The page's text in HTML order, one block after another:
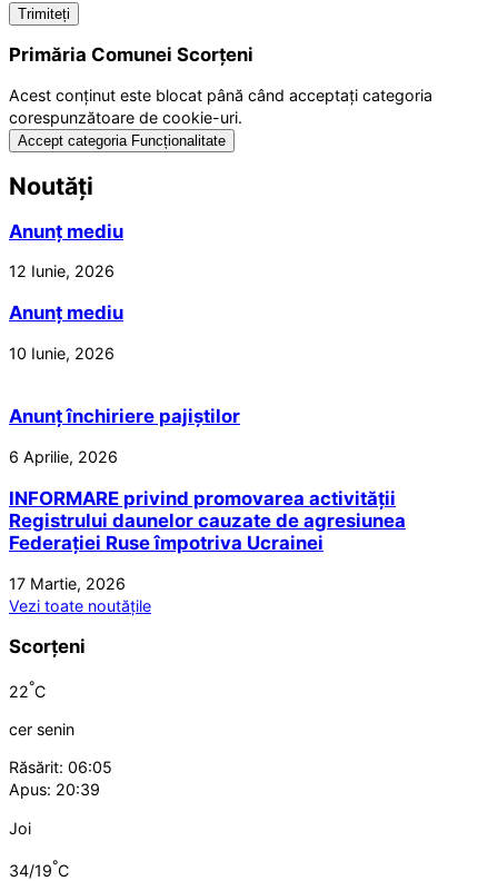
Primăria Comunei Scorțeni
Acest conținut este blocat până când acceptați categoria
corespunzătoare de cookie-uri.
Accept categoria Funcționalitate
Noutăți
Anunț mediu
12 Iunie, 2026
Anunț mediu
10 Iunie, 2026
Anunț închiriere pajiștilor
6 Aprilie, 2026
INFORMARE privind promovarea activității
Registrului daunelor cauzate de agresiunea
Federației Ruse împotriva Ucrainei
17 Martie, 2026
Vezi toate noutățile
Scorțeni
22°C
cer senin
Răsărit: 06:05
Apus: 20:39
Joi
34/19°C